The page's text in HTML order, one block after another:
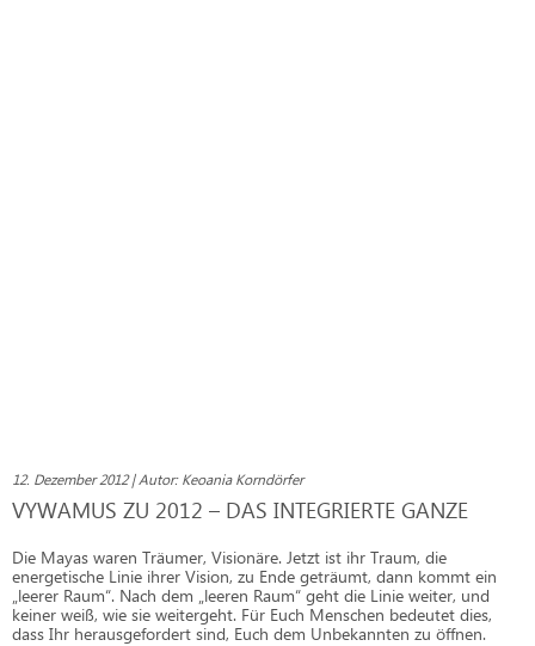
12. Dezember 2012 | Autor: Keoania Korndörfer
VYWAMUS ZU 2012 – DAS INTEGRIERTE GANZE
Die Mayas waren Träumer, Visionäre. Jetzt ist ihr Traum, die
energetische Linie ihrer Vision, zu Ende geträumt, dann kommt ein
„leerer Raum“. Nach dem „leeren Raum“ geht die Linie weiter, und
keiner weiß, wie sie weitergeht. Für Euch Menschen bedeutet dies,
dass Ihr herausgefordert sind, Euch dem Unbekannten zu öffnen.